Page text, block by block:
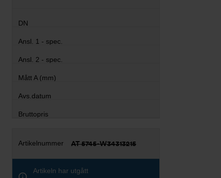
AT 5745-W34313215
Artikeln har utgått